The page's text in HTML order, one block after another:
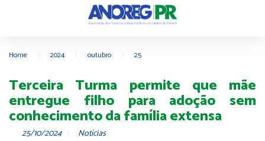
Home 2024 outubro 25
Terceira Turma permite que mãe
entregue filho para adoção sem
conhecimento da família extensa
25/10/2024 Notícias